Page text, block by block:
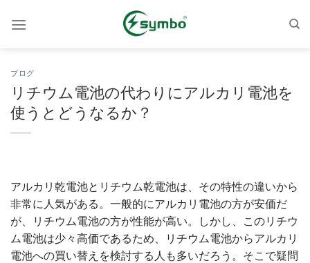
ブログ
リチウム電池の代わりにアルカリ電池を
使うとどうなるか？
アルカリ乾電池とリチウム乾電池は、その特性の違いから
非常に人気がある。一般的にアルカリ電池の方が安価だ
が、リチウム電池の方が性能が高い。しかし、このリチウ
ム電池は少々高価であるため、リチウム電池からアルカリ
電池への買い替えを検討する人も多いだろう。そこで疑問